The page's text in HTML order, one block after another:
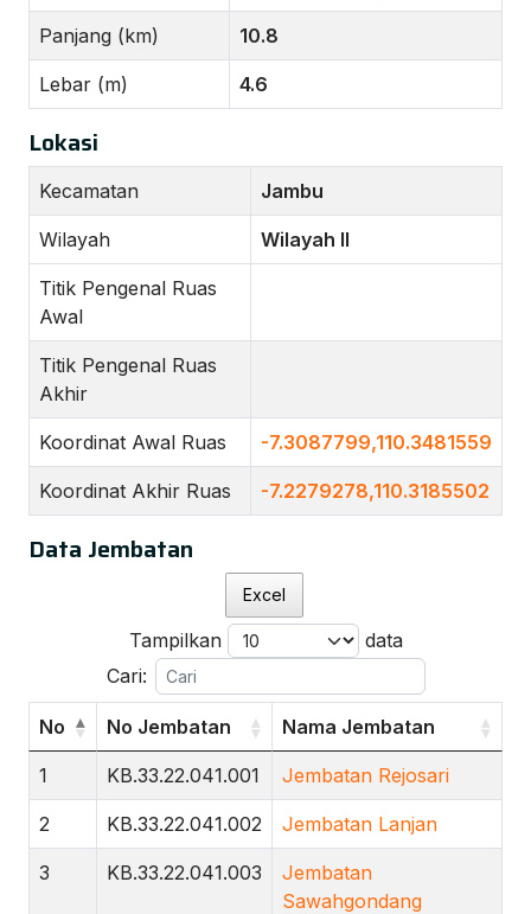
Panjang (km) 10.8
Lebar (m) 4.6
Lokasi
Kecamatan Jambu
Wilayah Wilayah II
Titik Pengenal Ruas
Awal
Titik Pengenal Ruas
Akhir
Koordinat Awal Ruas -7.3087799,110.3481559
Koordinat Akhir Ruas -7.2279278,110.3185502
Data Jembatan
Excel
Tampilkan
data
Cari:
No No Jembatan Nama Jembatan
1 KB.33.22.041.001 Jembatan Rejosari
2 KB.33.22.041.002 Jembatan Lanjan
3 KB.33.22.041.003
Jembatan
Sawahgondang